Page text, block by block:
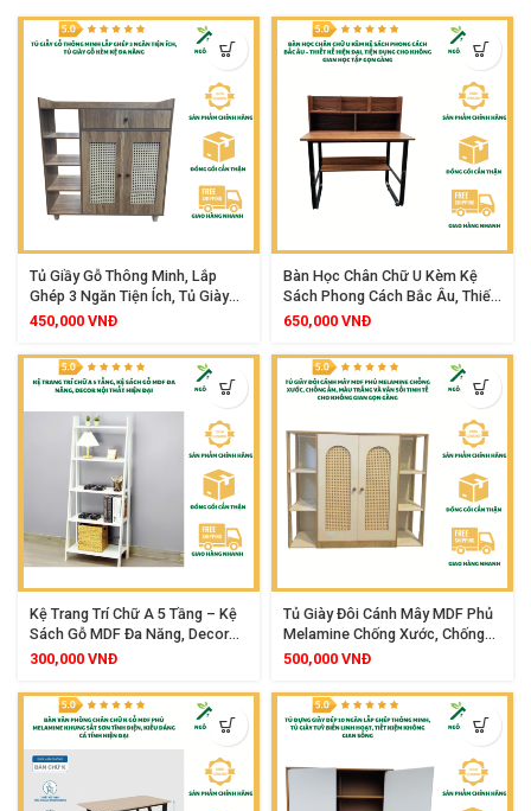
Tủ Giầy Gỗ Thông Minh, Lắp
Ghép 3 Ngăn Tiện Ích, Tủ Giày
Gỗ Kèm Kệ Đa Năng
450,000 VNĐ
Bàn Học Chân Chữ U Kèm Kệ
Sách Phong Cách Bắc Âu, Thiết
Kế Hiện Đại, Tiện Dụng Cho
650,000 VNĐ
Kệ Trang Trí Chữ A 5 Tầng – Kệ
Sách Gỗ MDF Đa Năng, Decor
Nội Thất Hiện Đại
300,000 VNĐ
Tủ Giày Đôi Cánh Mây MDF Phủ
Melamine Chống Xước, Chống
Ẩm, Màu Trắng Và Vân Sồi Tinh
500,000 VNĐ